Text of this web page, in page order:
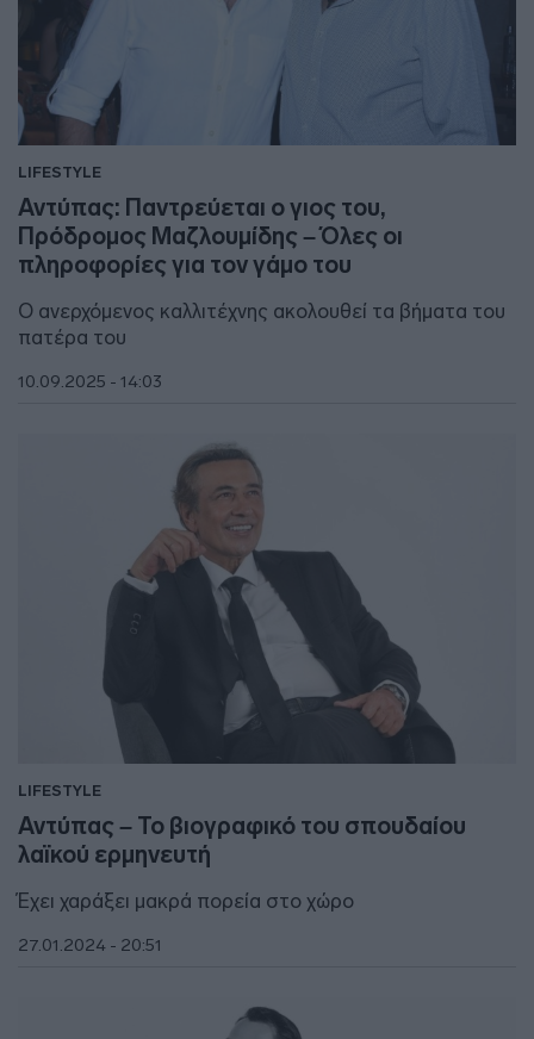
LIFESTYLE
Αντύπας: Παντρεύεται ο γιος του,
Πρόδρομος Μαζλουμίδης – Όλες οι
πληροφορίες για τον γάμο του
O ανερχόμενος καλλιτέχνης ακολουθεί τα βήματα του
πατέρα του
10.09.2025 - 14:03
LIFESTYLE
Αντύπας – Το βιογραφικό του σπουδαίου
λαϊκού ερμηνευτή
Έχει χαράξει μακρά πορεία στο χώρο
27.01.2024 - 20:51